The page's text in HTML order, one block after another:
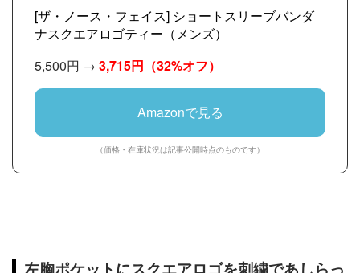
[ザ・ノース・フェイス] ショートスリーブバンダ
ナスクエアロゴティー（メンズ）
5,500円 → 3,715円 （32%オフ）
Amazonで見る
（価格・在庫状況は記事公開時点のものです）
左胸ポケットにスクエアロゴを刺繍であしらっ